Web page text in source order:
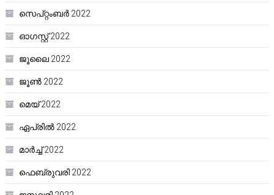
സെപ്റ്റംബർ 2022
ഓഗസ്റ്റ്‌ 2022
ജൂലൈ 2022
ജൂൺ 2022
മെയ്‌ 2022
ഏപ്രിൽ 2022
മാർച്ച്‌ 2022
ഫെബ്രുവരി 2022